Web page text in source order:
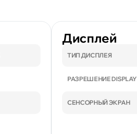
Дисплей
ТИП ДИСПЛЕЯ
РАЗРЕШЕНИЕ DISPLAY
СЕНСОРНЫЙ ЭКРАН